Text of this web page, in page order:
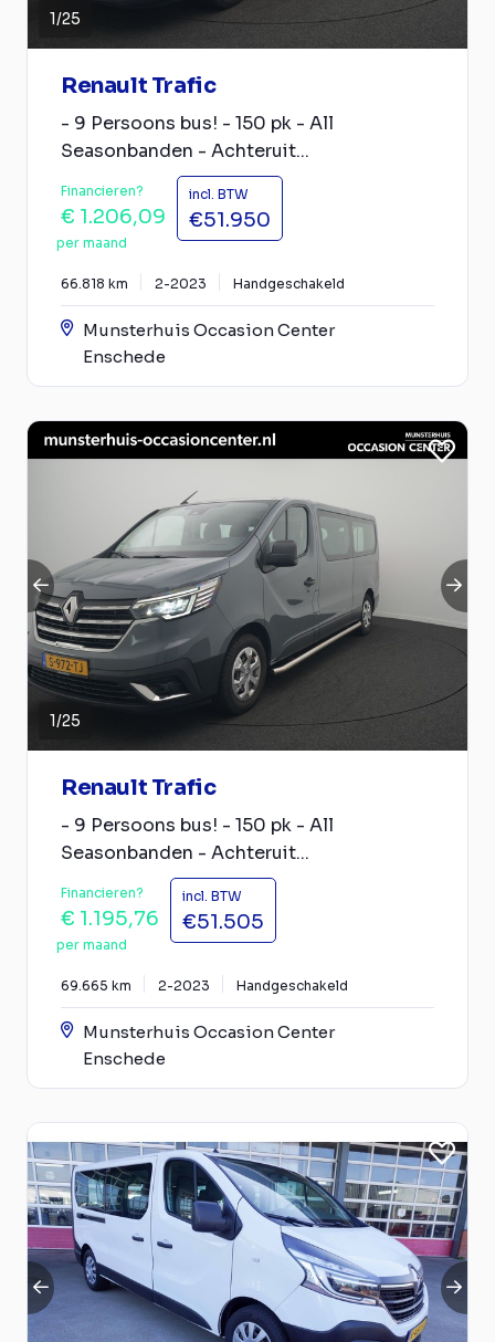
1/25
Renault Trafic
- 9 Persoons bus! - 150 pk - All
Seasonbanden - Achteruit...
Financieren?
€ 1.206,09
per maand
incl. BTW
€51.950
66.818 km 2-2023 Handgeschakeld
Munsterhuis Occasion Center
Enschede
1/25
Renault Trafic
- 9 Persoons bus! - 150 pk - All
Seasonbanden - Achteruit...
Financieren?
€ 1.195,76
per maand
incl. BTW
€51.505
69.665 km 2-2023 Handgeschakeld
Munsterhuis Occasion Center
Enschede